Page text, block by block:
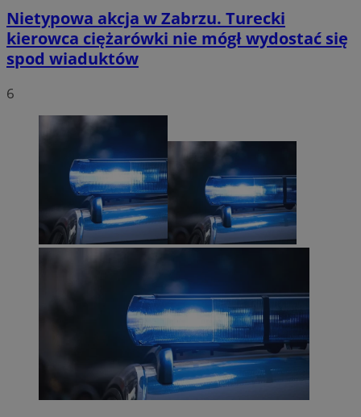
Nietypowa akcja w Zabrzu. Turecki
kierowca ciężarówki nie mógł wydostać się
spod wiaduktów
6